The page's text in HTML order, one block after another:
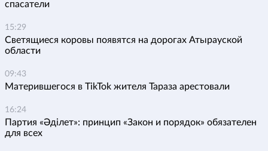
спасатели
15:29
Светящиеся коровы появятся на дорогах Атырауской
области
09:43
Матерившегося в TikTok жителя Тараза арестовали
16:24
Партия «Әділет»: принцип «Закон и порядок» обязателен
для всех